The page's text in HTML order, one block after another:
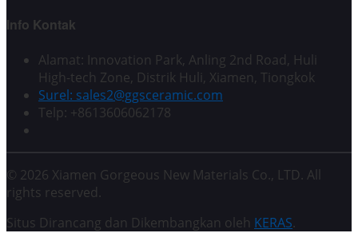
Info Kontak
Alamat: Innovation Park, Anling 2nd Road, Huli
High-tech Zone, Distrik Huli, Xiamen, Tiongkok
Surel: sales2@ggsceramic.com
Telp: +8613606062178
© 2026 Xiamen Gorgeous New Materials Co., LTD. All
rights reserved.
Situs Dirancang dan Dikembangkan oleh KERAS.